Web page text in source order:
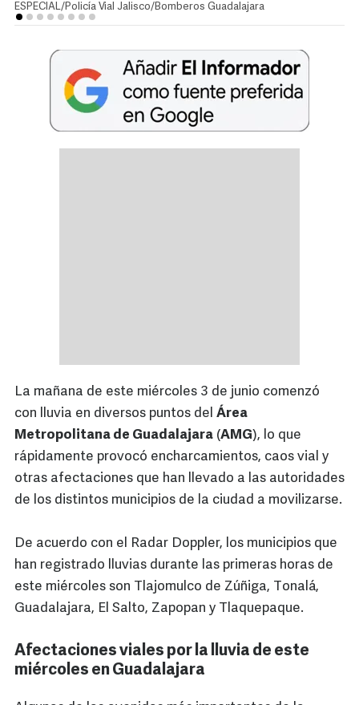
ESPECIAL/Policía Vial Jalisco/Bomberos Guadalajara
La mañana de este miércoles 3 de junio comenzó
con lluvia en diversos puntos del Área
Metropolitana de Guadalajara (AMG), lo que
rápidamente provocó encharcamientos, caos vial y
otras afectaciones que han llevado a las autoridades
de los distintos municipios de la ciudad a movilizarse.
De acuerdo con el Radar Doppler, los municipios que
han registrado lluvias durante las primeras horas de
este miércoles son Tlajomulco de Zúñiga, Tonalá,
Guadalajara, El Salto, Zapopan y Tlaquepaque.
Afectaciones viales por la lluvia de este
miércoles en Guadalajara